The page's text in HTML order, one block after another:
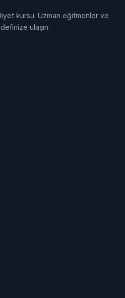
kursu. Uzman eğitmenler ve
ulaşın.